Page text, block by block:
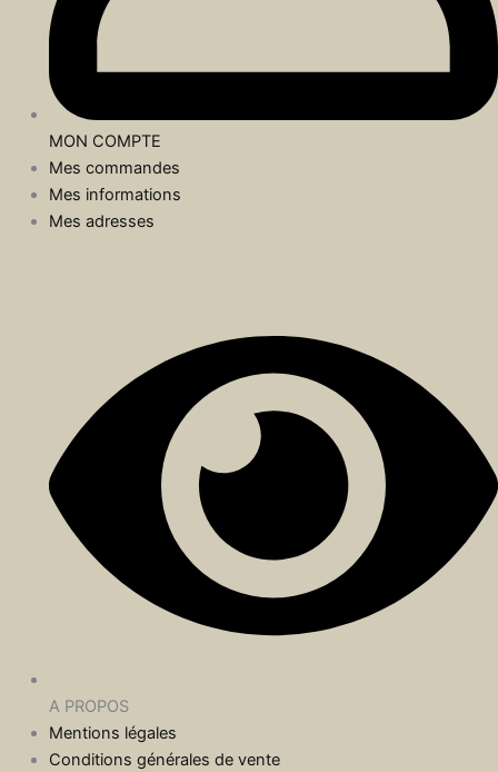
MON COMPTE
Mes commandes
Mes informations
Mes adresses
A PROPOS
Mentions légales
Conditions générales de vente